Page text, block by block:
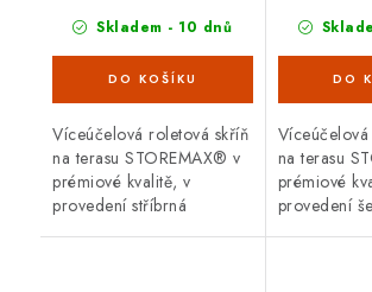
Skladem - 10 dnů
Víceúčelová roletová skříň
na terasu STOREMAX® v
prémiové kvalitě, v
provedení stříbrná
na terasu
prémiové
provedení